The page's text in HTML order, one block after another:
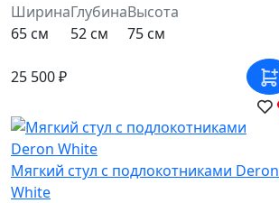
Ширина
65 см
Глубина
52 см
Высота
75 см
25 500 ₽
Мягкий стул с подлокотниками Deron
White